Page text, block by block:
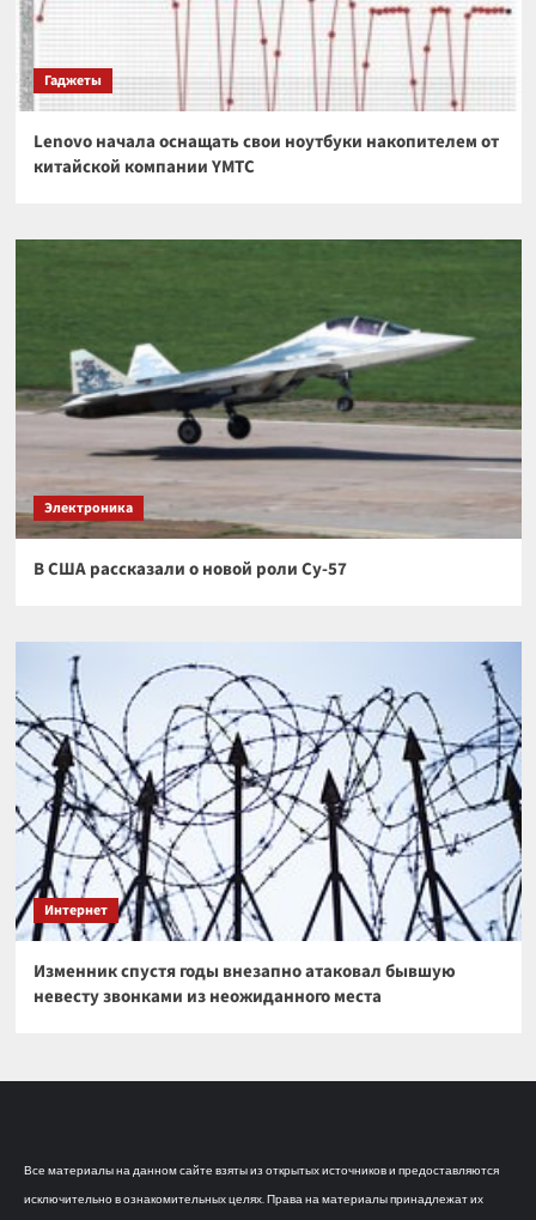
Гаджеты
Lenovo начала оснащать свои ноутбуки накопителем от
китайской компании YMTC
Электроника
В США рассказали о новой роли Су-57
Интернет
Изменник спустя годы внезапно атаковал бывшую
невесту звонками из неожиданного места
Все материалы на данном сайте взяты из открытых источников и предоставляются
исключительно в ознакомительных целях. Права на материалы принадлежат их